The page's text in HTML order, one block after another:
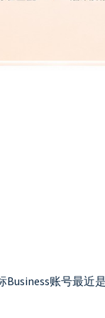
Business账号最近